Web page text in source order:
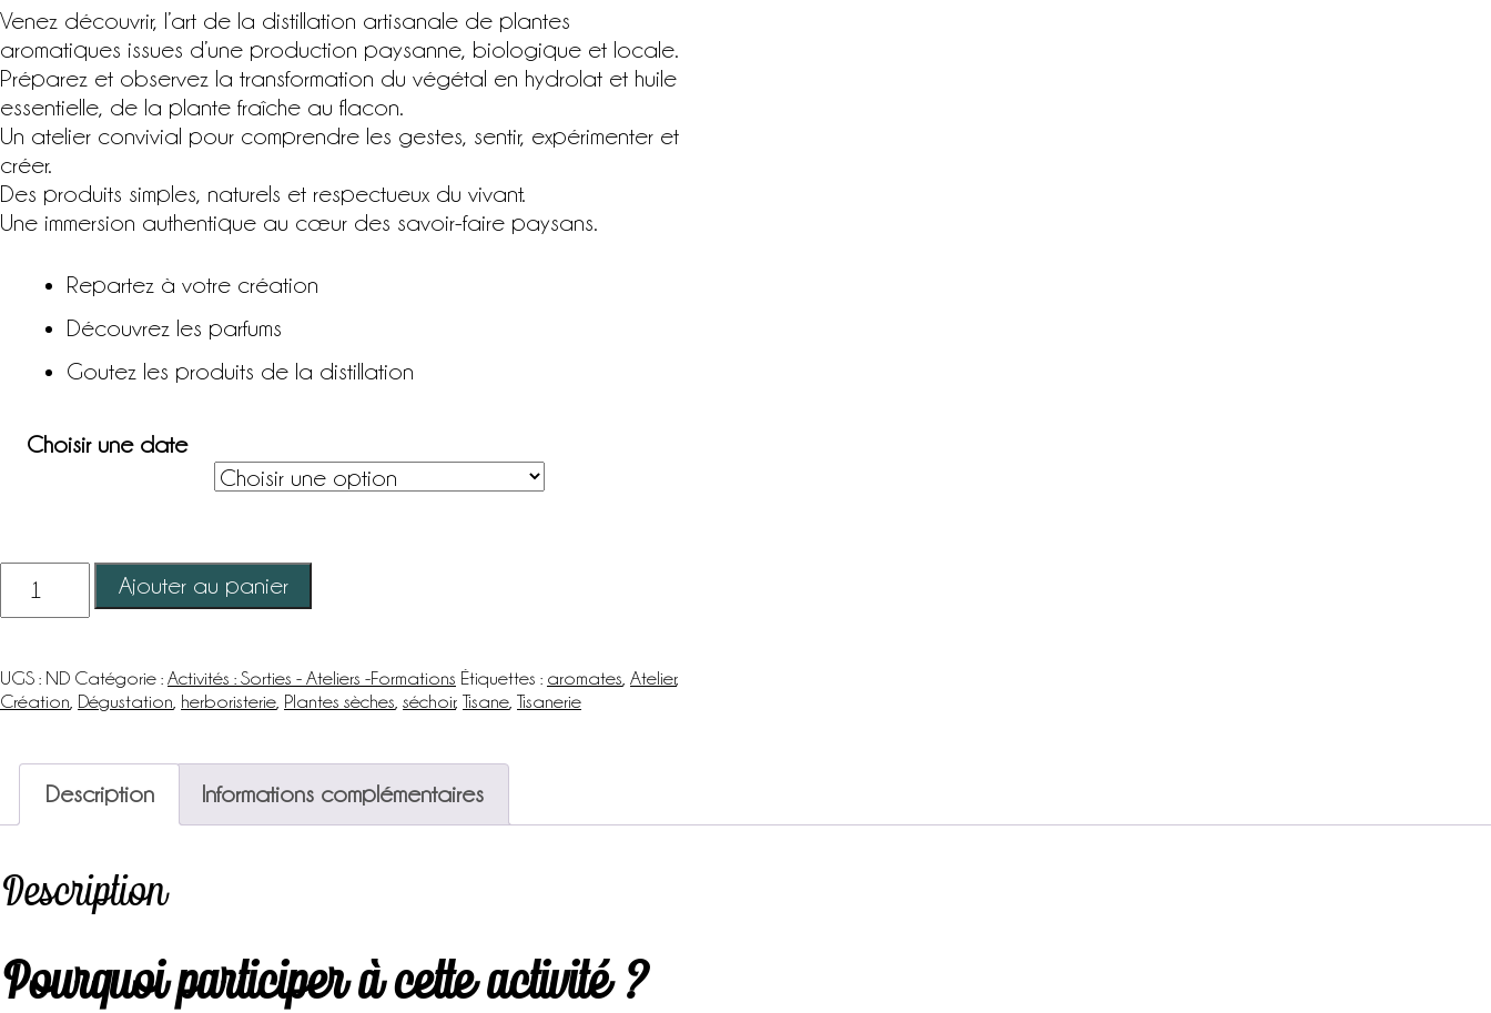
Venez découvrir, l’art de la distillation artisanale de plantes
aromatiques issues d’une production paysanne, biologique et locale.
Préparez et observez la transformation du végétal en hydrolat et huile
essentielle, de la plante fraîche au flacon.
Un atelier convivial pour comprendre les gestes, sentir, expérimenter et
créer.
Des produits simples, naturels et respectueux du vivant.
Une immersion authentique au cœur des savoir-faire paysans.
Repartez à votre création
Découvrez les parfums
Goutez les produits de la distillation
Choisir une date
quantité
Herboristerie
Ajouter au panier
UGS : ND Catégorie : Activités : Sorties - Ateliers -Formations Étiquettes : aromates Atelier,
Création Dégustation herboristerie Plantes sèches séchoir, Tisane Tisanerie
Description Informations complémentaires
Description
Pourquoi participer à cette activité ?